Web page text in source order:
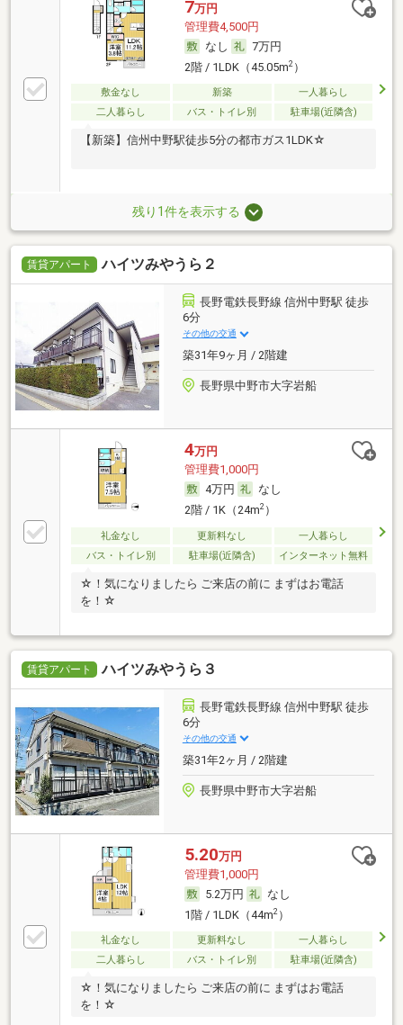
7万円
管理費4,500円
なし
7万円
2階 / 1LDK（45.05m2）
敷金なし 新築
一人暮らし
二人暮らし
バス・トイレ別 駐車場(近隣含)
【新築】信州中野駅徒歩5分の都市ガス1LDK☆
残り1件を表示する
賃貸アパート ハイツみやうら２
長野電鉄長野線 信州中野駅 徒歩
6分
その他の交通
築31年9ヶ月 / 2階建
長野県中野市大字岩船
4万円
管理費1,000円
4万円
なし
2階 / 1K（24m2）
礼金なし 更新料なし
一人暮らし
バス・トイレ別
駐車場(近隣含) インターネット無料
☆！気になりましたら ご来店の前に まずはお電話
を！☆
賃貸アパート ハイツみやうら３
長野電鉄長野線 信州中野駅 徒歩
6分
その他の交通
築31年2ヶ月 / 2階建
長野県中野市大字岩船
5.20万円
管理費1,000円
5.2万円
なし
1階 / 1LDK（44m2）
礼金なし 更新料なし
一人暮らし
二人暮らし
バス・トイレ別 駐車場(近隣含)
☆！気になりましたら ご来店の前に まずはお電話
を！☆